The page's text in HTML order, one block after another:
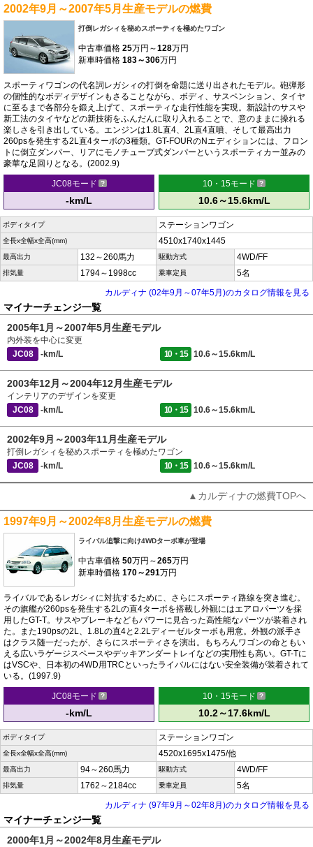
2002年9月～2007年5月生産モデルの燃費
打倒レガシィを秘めスポーティを極めたワゴン
中古車価格 25万円～128万円
新車時価格 183～306万円
スポーティワゴンの代名詞レガシィの打倒を命題に送り出されたモデル。砲弾形
の個性的なボディデザインもさることながら、ボディ、サスペンション、タイヤ
に至るまで各部分を鍛え上げて、スポーティな走行性能を実現。新設計のサスや
新工法のタイヤなどの新技術をふんだんに取り入れることで、意のままに操れる
楽しさを引き出している。エンジンは1.8L直4、2L直4直噴、そして最高出力
260psを発生する2L直4ターボの3種類。GT-FOURのNエディションには、フロン
トに倒立ダンパー、リアにモノチューブ式ダンパーというスポーティカー並みの
豪華な足回りとなる。(2002.9)
JC08モード
-km/L
10・15モード
10.6～15.6km/L
ボディタイプ ステーションワゴン
全長x全幅x全高(mm) 4510x1740x1445
最高出力 132～260馬力 駆動方式 4WD/FF
排気量 1794～1998cc 乗車定員
5名
カルディナ (02年9月～07年5月)のカタログ情報を見る
マイナーチェンジ一覧
2005年1月～2007年5月生産モデル
内外装を中心に変更
JC08
-km/L 10・15 10.6～15.6km/L
2003年12月～2004年12月生産モデル
インテリアのデザインを変更
JC08
-km/L 10・15 10.6～15.6km/L
2002年9月～2003年11月生産モデル
打倒レガシィを秘めスポーティを極めたワゴン
JC08
-km/L 10・15 10.6～15.6km/L
▲カルディナの燃費TOPへ
1997年9月～2002年8月生産モデルの燃費
ライバル追撃に向け4WDターボ車が登場
中古車価格 50万円～265万円
新車時価格 170～291万円
ライバルであるレガシィに対抗するために、さらにスポーティ路線を突き進む。
その旗艦が260psを発生する2Lの直4ターボを搭載し外観にはエアロパーツを採
用したGT-T。サスやブレーキなどもパワーに見合った高性能なパーツが装着され
た。また190psの2L、1.8Lの直4と2.2Lディーゼルターボも用意。外観の派手さ
はクラス随一だったが、さらにスポーティさを演出。もちろんワゴンの命ともい
える広いラゲージスペースやデッキアンダートレイなどの実用性も高い。GT-Tに
はVSCや、日本初の4WD用TRCといったライバルにはない安全装備が装着されて
いる。(1997.9)
JC08モード
-km/L
10・15モード
10.2～17.6km/L
ボディタイプ ステーションワゴン
全長x全幅x全高(mm) 4520x1695x1475/他
最高出力 94～260馬力 駆動方式 4WD/FF
排気量 1762～2184cc 乗車定員
5名
カルディナ (97年9月～02年8月)のカタログ情報を見る
マイナーチェンジ一覧
2000年1月～2002年8月生産モデル